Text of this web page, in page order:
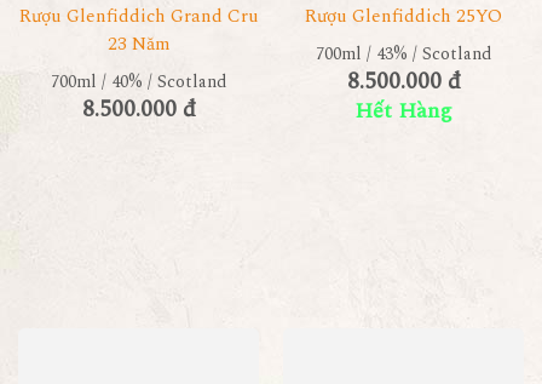
Rượu Glenfiddich Grand Cru
23 Năm
700ml / 40% / Scotland
8.500.000 đ
Rượu Glenfiddich 25YO
700ml / 43% / Scotland
8.500.000 đ
Hết Hàng